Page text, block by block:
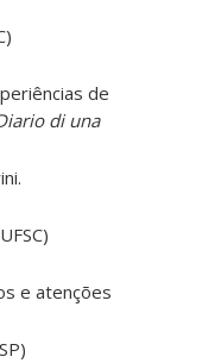
de
di una
e atenções